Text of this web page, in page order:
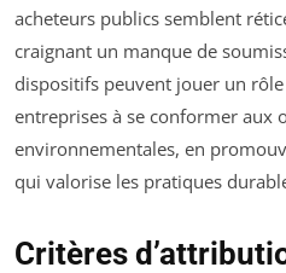
acheteurs publics semblent
craignant un manque de
dispositifs peuvent jouer un
entreprises à se conformer aux
environnementales, en
qui valorise les pratiques
Critères